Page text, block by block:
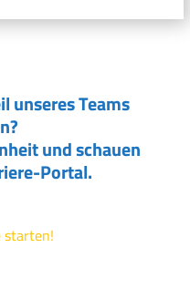
unseres Teams
und schauen
Portal.
starten!